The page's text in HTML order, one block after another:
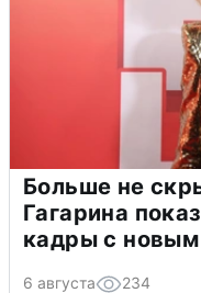
Больше не
Гагарина
кадры с
6 августа 234